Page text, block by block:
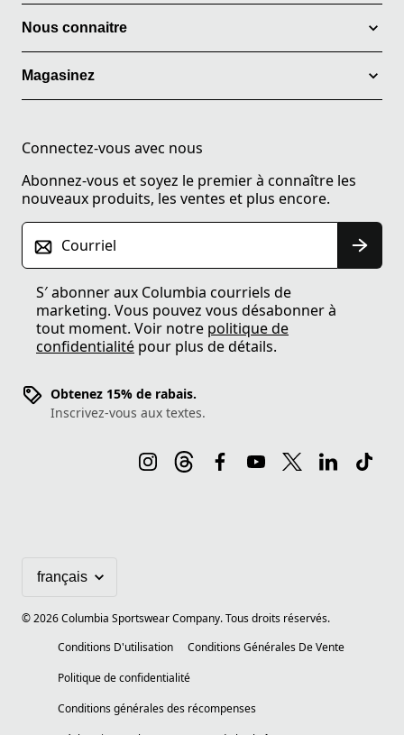
Nous connaitre
Magasinez
Connectez-vous avec nous
Abonnez-vous et soyez le premier à connaître les
nouveaux produits, les ventes et plus encore.
Courriel
S′ abonner aux Columbia courriels de
marketing. Vous pouvez vous désabonner à
tout moment. Voir notre politique de
confidentialité pour plus de détails.
Obtenez 15% de rabais.
Inscrivez-vous aux textes.
©2026Columbia Sportswear Company. Tous droits réservés.
Conditions D'utilisation
Conditions Générales De Vente
Politique de confidentialité
Conditions générales des récompenses